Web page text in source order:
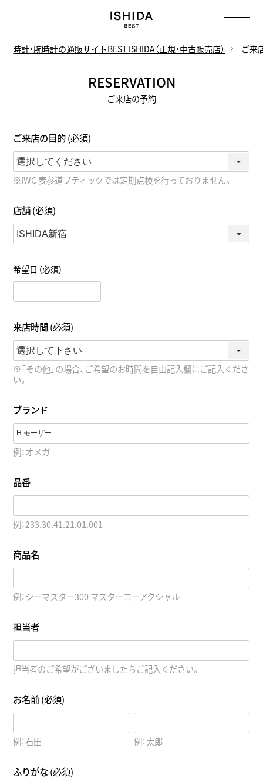
時計・腕時計の通販サイトBEST ISHIDA（正規・中古販売店） ご来
RESERVATION
ご来店の予約
ご来店の目的(必須)
※IWC 表参道ブティックでは定期点検を行っておりません。
店舗(必須)
希望日 (必須)
来店時間 (必須)
※「その他」の場合、ご希望のお時間を自由記入欄にご記入くださ
い。
ブランド
例：オメガ
品番
例：233.30.41.21.01.001
商品名
例：シーマスター300 マスターコーアクシャル
担当者
担当者のご希望がございましたらご記入ください。
お名前(必須)
例：石田 例：太郎
ふりがな(必須)
へ